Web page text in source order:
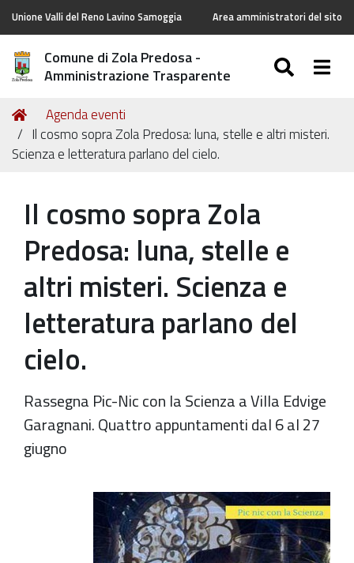
Unione Valli del Reno Lavino Samoggia Area amministratori del sito
Comune di Zola Predosa -
Amministrazione Trasparente
Tu
sei
qui:
Home
Agenda eventi
Il cosmo sopra Zola Predosa: luna, stelle e altri misteri.
Scienza e letteratura parlano del cielo.
Il cosmo sopra Zola
Predosa: luna, stelle e
altri misteri. Scienza e
letteratura parlano del
cielo.
Rassegna Pic-Nic con la Scienza a Villa Edvige
Garagnani. Quattro appuntamenti dal 6 al 27
giugno
https://old.comune.zolapredosa.bo.it/events/